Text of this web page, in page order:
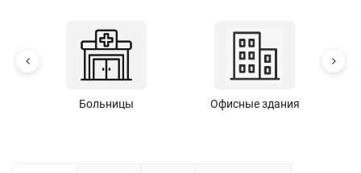
Больницы Офисные здания